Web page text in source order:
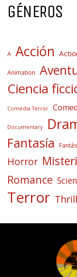
GÉNEROS
A Acción
Animation
Ciencia
Comedia Terror
Documentary
Fantasía
Horror
Romance
Terror